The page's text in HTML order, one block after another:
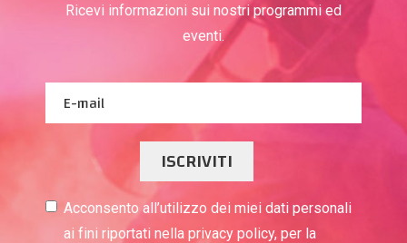
Ricevi informazioni sui nostri programmi ed
eventi.
ISCRIVITI
Acconsento all’utilizzo dei miei dati personali
ai fini riportati nella privacy policy, per la